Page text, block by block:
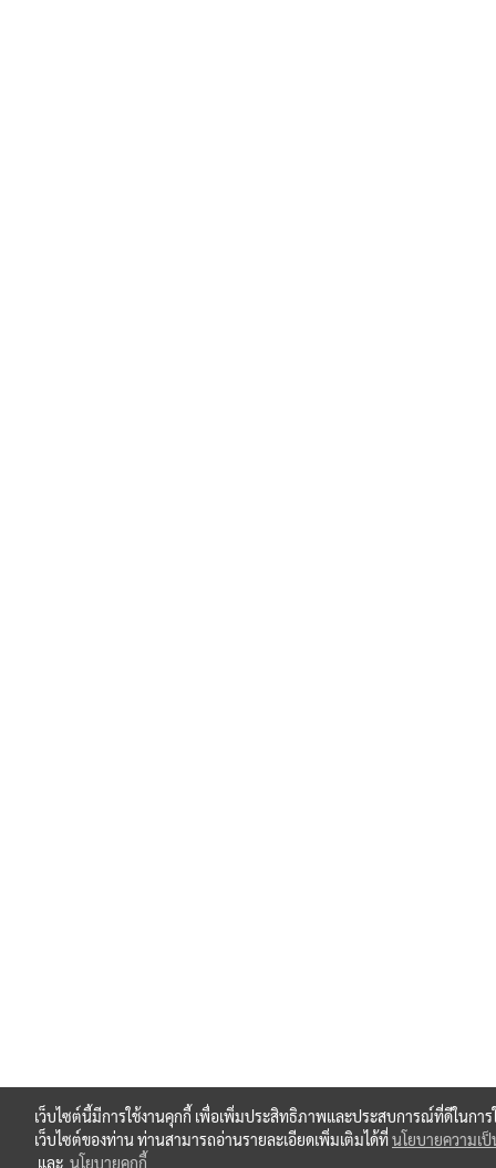
เว็บไซต์นี้มีการใช้งานคุกกี้ เพื่อเพิ่มประสิทธิภาพและประสบการณ์ที่ดีในการ
เว็บไซต์ของท่าน ท่านสามารถอ่านรายละเอียดเพิ่มเติมได้ที่นโยบายความเ
และ นโยบายคุกกี้